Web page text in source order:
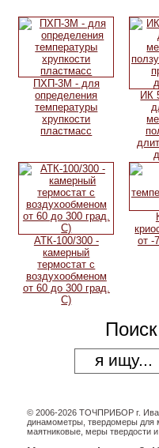
ПХП-3М - для
определения
температуры
хрупкости
пластмасс
ИК
АТК-100/300 -
камерный
термостат с
воздухообменом
от 60 до 300 град.
С)
от -
© 2006-2026 ТОЧПРИБОР г.
динамометры, твердомеры
маятниковые, меры твердости и